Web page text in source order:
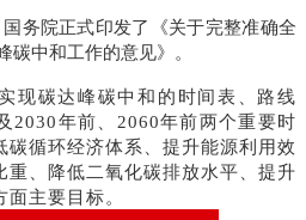
务院正式印发了《关于完整准确全
碳中和工作的意见》。
现碳达峰碳中和的时间表、路线
2030年前、2060年前两个重要时
碳循环经济体系、提升能源利用效
重、降低二氧化碳排放水平、提升
主要目标。